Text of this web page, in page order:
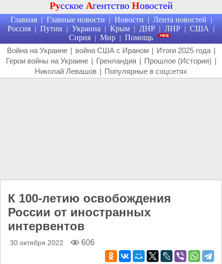
Русское Агентство Новостей
Главная | Главные новости | Новости | Лента новостей |
Россия | Путин | Украина | Крым | ДНР | ЛНР | США |
Сирия | Мир | Помощь
Война на Украине | война США с Ираном | Итоги 2025 года |
Герои войны на Украине | Гренландия | Прошлое (История) |
Николай Левашов | Популярные в соцсетях
К 100-летию освобождения
России от иностранных
интервентов
30 октября 2022 606